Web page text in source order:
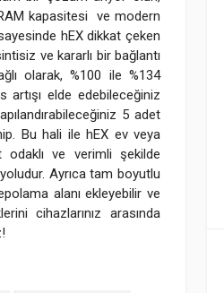
kapasitesi ve modern
hEX dikkat çeken
ve kararlı bir bağlantı
olarak, %100 ile %134
artışı elde edebileceğiniz
5 adet
Bu hali ile hEX ev veya
odaklı ve verimli şekilde
Ayrıca tam boyutlu
alanı ekleyebilir ve
cihazlarınız arasında